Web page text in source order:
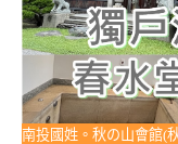
南投國姓。秋の山會館(